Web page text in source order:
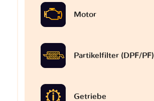
Motor
Partikelfilter (DPF/PF)
Getriebe